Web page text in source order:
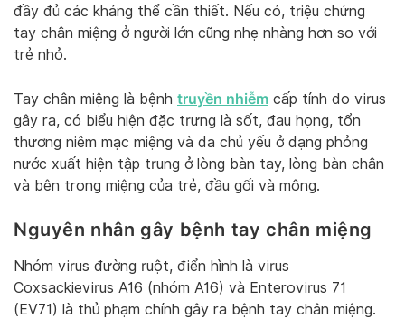
đầy đủ các kháng thể cần thiết. Nếu có, triệu chứng
tay chân miệng ở người lớn cũng nhẹ nhàng hơn so với
trẻ nhỏ.
Tay chân miệng là bệnh truyền nhiễm cấp tính do virus
gây ra, có biểu hiện đặc trưng là sốt, đau họng, tổn
thương niêm mạc miệng và da chủ yếu ở dạng phỏng
nước xuất hiện tập trung ở lòng bàn tay, lòng bàn chân
và bên trong miệng của trẻ, đầu gối và mông.
Nguyên nhân gây bệnh tay chân miệng
Nhóm virus đường ruột, điển hình là virus
Coxsackievirus A16 (nhóm A16) và Enterovirus 71
(EV71) là thủ phạm chính gây ra bệnh tay chân miệng.